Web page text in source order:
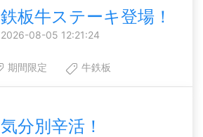
鉄板牛ステーキ登場！
2026-08-05 12:21:24
期間限定 牛鉄板
気分別辛活！